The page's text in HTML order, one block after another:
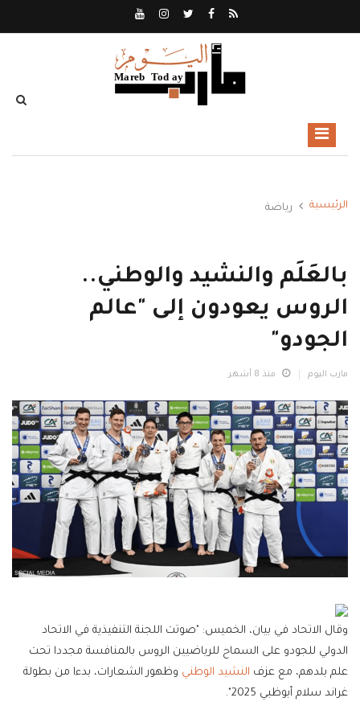
الرئيسية رياضة
بالعَلَم والنشيد والوطني..
الروس يعودون إلى "عالم
الجودو"
مارب اليوم منذ 8 أشهر
وقال الاتحاد في بيان، الخميس: "صوتت اللجنة التنفيذية في الاتحاد
الدولي للجودو على السماح للرياضيين الروس بالمنافسة مجددا تحت
علم بلدهم، مع عزف النشيد الوطني وظهور الشعارات، بدءا من بطولة
غراند سلام أبوظبي 2025".